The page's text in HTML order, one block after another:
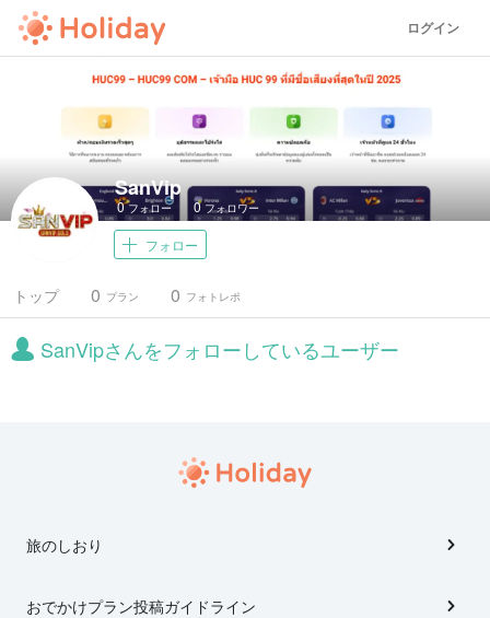
ログイン
SanVip
0フォロー 0フォロワー
フォロー
トップ プラン
0 フォトレポ
0
SanVipさんをフォローしているユーザー
旅のしおり
おでかけプラン投稿ガイドライン